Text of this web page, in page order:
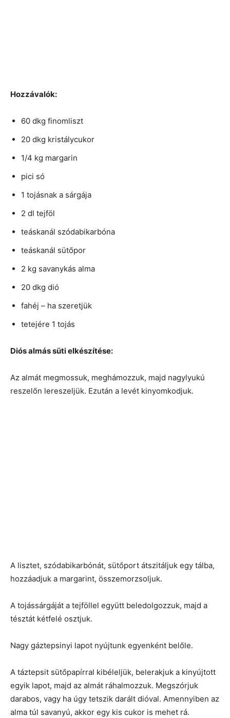
Hozzávalók:
60 dkg finomliszt
20 dkg kristálycukor
1/4 kg margarin
pici só
1 tojásnak a sárgája
2 dl tejföl
teáskanál szódabikarbóna
teáskanál sütőpor
2 kg savanykás alma
20 dkg dió
fahéj – ha szeretjük
tetejére 1 tojás
Diós almás süti elkészítése:
Az almát megmossuk, meghámozzuk, majd nagylyukú
reszelőn lereszeljük. Ezután a levét kinyomkodjuk.
A lisztet, szódabikarbónát, sütőport átszitáljuk egy tálba,
hozzáadjuk a margarint, összemorzsoljuk.
A tojássárgáját a tejföllel együtt beledolgozzuk, majd a
tésztát kétfelé osztjuk.
Nagy gáztepsinyi lapot nyújtunk egyenként belőle.
A táztepsit sütőpapírral kibéleljük, belerakjuk a kinyújtott
egyik lapot, majd az almát ráhalmozzuk. Megszórjuk
darabos, vagy ha úgy tetszik darált dióval. Amennyiben az
alma túl savanyú, akkor egy kis cukor is mehet rá.